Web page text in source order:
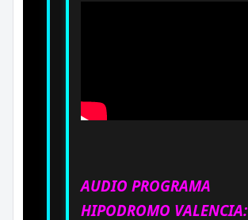
AUDIO PROGRAMA
HIPODROMO VALENCIA: